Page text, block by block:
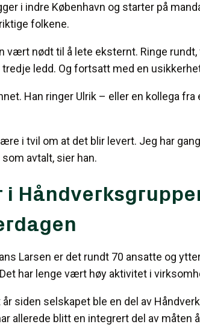
i indre København og starter på
folkene.
vært nødt til å lete eksternt. Ringe
tredje ledd. Og fortsatt med en
Han ringer Ulrik – eller en kollega fra
i tvil om at det blir levert. Jeg har
avtalt, sier han.
i
Larsen er det rundt 70 ansatte og
har lenge vært høy aktivitet i
siden selskapet ble en del av
allerede blitt en integrert del av måten